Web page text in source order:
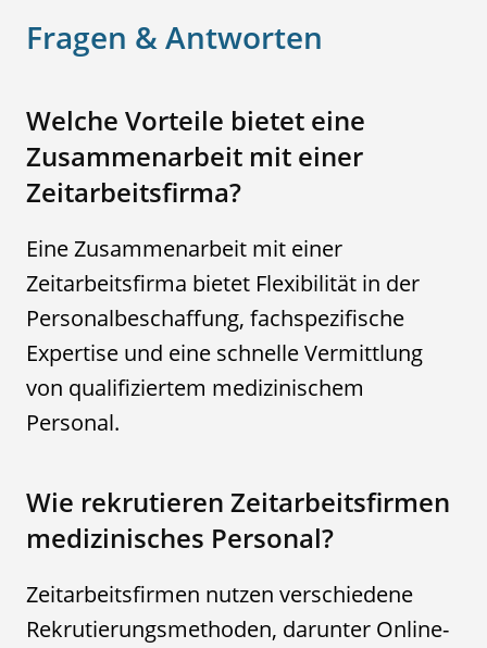
Fragen & Antworten
Welche Vorteile bietet eine
Zusammenarbeit mit einer
Zeitarbeitsfirma?
Eine Zusammenarbeit mit einer
Zeitarbeitsfirma bietet Flexibilität in der
Personalbeschaffung, fachspezifische
Expertise und eine schnelle Vermittlung
von qualifiziertem medizinischem
Personal.
Wie rekrutieren Zeitarbeitsfirmen
medizinisches Personal?
Zeitarbeitsfirmen nutzen verschiedene
Rekrutierungsmethoden, darunter Online-